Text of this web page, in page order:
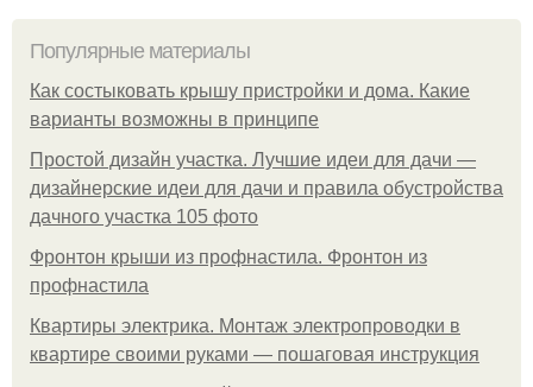
Популярные материалы
Как состыковать крышу пристройки и дома. Какие
варианты возможны в принципе
Простой дизайн участка. Лучшие идеи для дачи —
дизайнерские идеи для дачи и правила обустройства
дачного участка 105 фото
Фронтон крыши из профнастила. Фронтон из
профнастила
Квартиры электрика. Монтаж электропроводки в
квартире своими руками — пошаговая инструкция